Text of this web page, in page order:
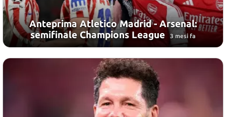
Anteprima Atletico Madrid - Arsenal:
semifinale Champions League
3 mesi fa